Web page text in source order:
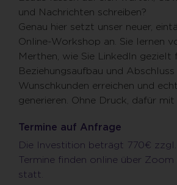
und Nachrichten schreiben?
Genau hier setzt unser neuer,
Online-Workshop an. Sie lernen
Merthen, wie Sie LinkedIn gezielt
Beziehungsaufbau und
Wunschkunden erreichen und
generieren. Ohne Druck, dafür mit
Termine auf Anfrage
Die Investition beträgt 770€
Termine finden online über Zoom
statt.